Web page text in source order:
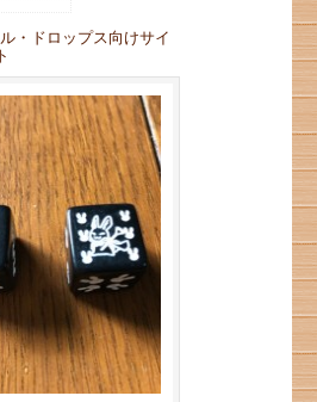
・ドロップス向けサイ